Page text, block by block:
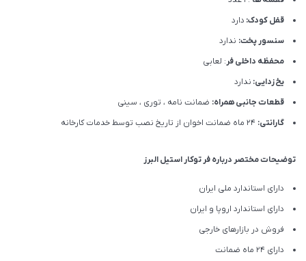
قفل کودک: دارد
سنسور پخت: ندارد
محفظه داخلی فر: لعابی
یخ زدایی: ندارد
قطعات جانبی همراه: ضمانت نامه ، توری ، سینی
گارانتی:
توضیحات مختصر درباره فر توکار استیل البرز
دارای استاندارد ملی ایران
دارای استاندارد اروپا و ایران
فروش در بازارهای خارجی
دارای 24 ماه ضمانت